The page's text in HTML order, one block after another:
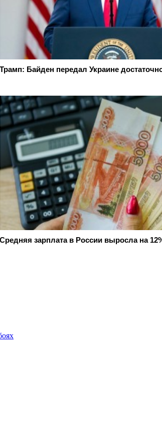
Трамп: Байден передал Украине
Средняя зарплата в России выросла на